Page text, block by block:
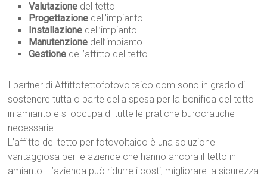
Valutazione del tetto
Progettazione dell’impianto
Installazione dell’impianto
Manutenzione dell’impianto
Gestione dell’affitto del tetto
I partner di Affittotettofotovoltaico.com sono in grado di
sostenere tutta o parte della spesa per la bonifica del tetto
in amianto e si occupa di tutte le pratiche burocratiche
necessarie.
L’affitto del tetto per fotovoltaico è una soluzione
vantaggiosa per le aziende che hanno ancora il tetto in
amianto. L’azienda può ridurre i costi, migliorare la sicurezza